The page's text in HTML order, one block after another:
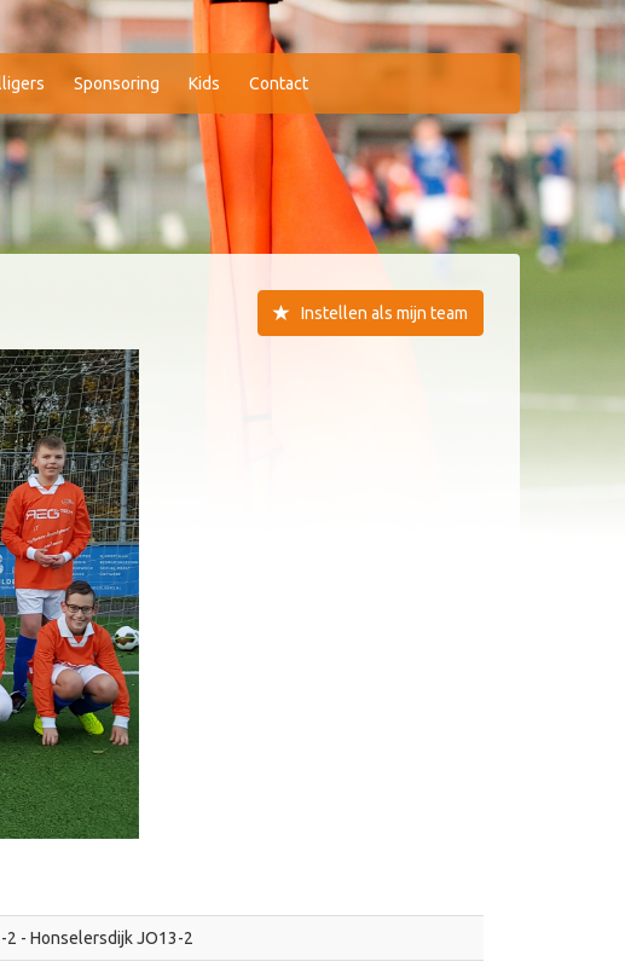
Sponsoring Kids Contact
Instellen als mijn team
2 - Honselersdijk JO13-2